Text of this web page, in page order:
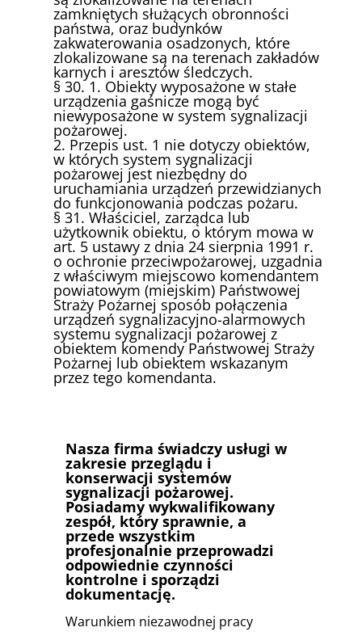
zamkniętych służących obronności
państwa, oraz budynków
zakwaterowania osadzonych, które
zlokalizowane są na terenach zakładów
karnych i aresztów śledczych.
§ 30. 1. Obiekty wyposażone w stałe
urządzenia gaśnicze mogą być
niewyposażone w system sygnalizacji
pożarowej.
2. Przepis ust. 1 nie dotyczy obiektów,
w których system sygnalizacji
pożarowej jest niezbędny do
uruchamiania urządzeń przewidzianych
do funkcjonowania podczas pożaru.
§ 31. Właściciel, zarządca lub
użytkownik obiektu, o którym mowa w
art. 5 ustawy z dnia 24 sierpnia 1991 r.
o ochronie przeciwpożarowej, uzgadnia
z właściwym miejscowo komendantem
powiatowym (miejskim) Państwowej
Straży Pożarnej sposób połączenia
urządzeń sygnalizacyjno-alarmowych
systemu sygnalizacji pożarowej z
obiektem komendy Państwowej Straży
Pożarnej lub obiektem wskazanym
przez tego komendanta.
Nasza firma świadczy usługi w
zakresie przeglądu i
konserwacji systemów
sygnalizacji pożarowej.
Posiadamy wykwalifikowany
zespół, który sprawnie, a
przede wszystkim
profesjonalnie przeprowadzi
odpowiednie czynności
kontrolne i sporządzi
dokumentację.
Warunkiem niezawodnej pracy